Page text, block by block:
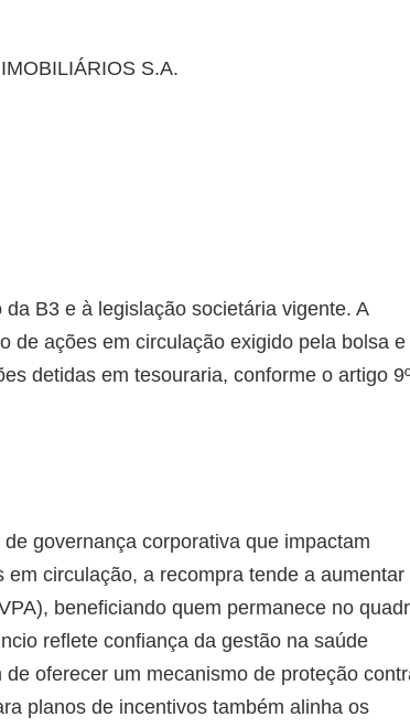
S.A.
B3 e à legislação societária vigente. A
de ações em circulação exigido pela bolsa e
detidas em tesouraria, conforme o artigo
governança corporativa que impactam
circulação, a recompra tende a aumentar
beneficiando quem permanece no
reflete confiança da gestão na saúde
oferecer um mecanismo de proteção
planos de incentivos também alinha os